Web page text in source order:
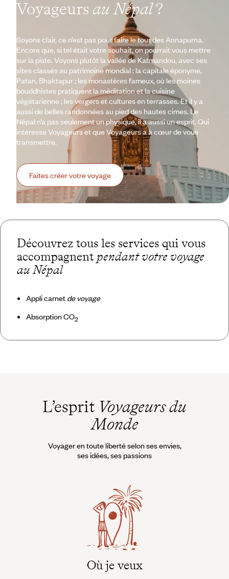
Voyageurs au Népal?
Soyons clair, ce n’est pas pour faire le tour des Annapurna.
Encore que, si tel était votre souhait, on pourrait vous mettre
sur la piste. Voyons plutôt la vallée de Katmandou, avec ses
sites classés au patrimoine mondial : la capitale éponyme,
Patan, Bhaktapur ; les monastères fameux, où les moines
bouddhistes pratiquent la méditation et la cuisine
végétarienne ; les vergers et cultures en terrasses. Et il y a
aussi de belles randonnées au pied des hautes cimes. Le
Népal n’a pas seulement un physique, il a aussi un esprit. Qui
intéresse Voyageurs et que Voyageurs a à cœur de vous
transmettre.
Faites créer votre voyage
Découvrez tous les services qui vous
accompagnent pendant votre voyage
au Népal
Appli carnet de voyage
Absorption CO2
L’esprit Voyageurs du
Monde
Voyager en toute liberté selon ses envies,
ses idées, ses passions
Où je veux